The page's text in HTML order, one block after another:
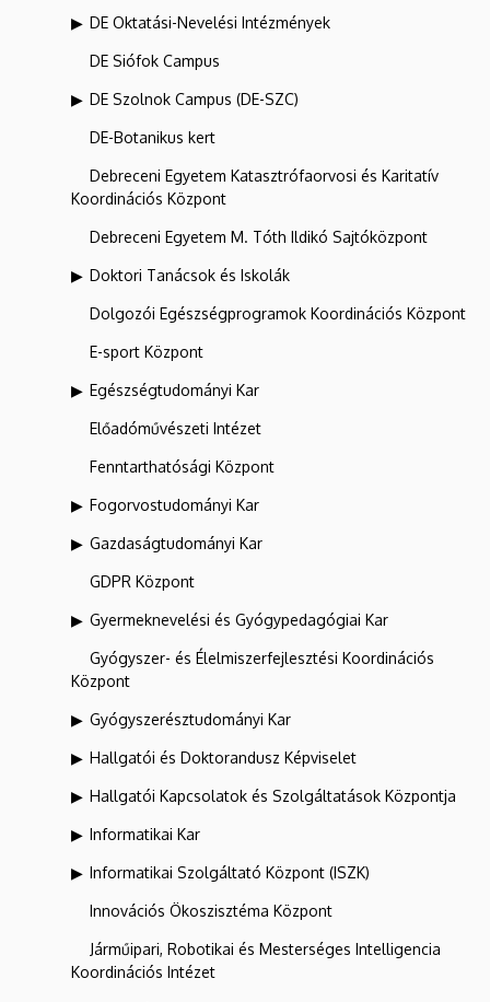
DE Oktatási-Nevelési Intézmények
DE Siófok Campus
DE Szolnok Campus (DE-SZC)
DE-Botanikus kert
Debreceni Egyetem Katasztrófaorvosi és Karitatív
Koordinációs Központ
Debreceni Egyetem M. Tóth Ildikó Sajtóközpont
Doktori Tanácsok és Iskolák
Dolgozói Egészségprogramok Koordinációs Központ
E-sport Központ
Egészségtudományi Kar
Előadóművészeti Intézet
Fenntarthatósági Központ
Fogorvostudományi Kar
Gazdaságtudományi Kar
GDPR Központ
Gyermeknevelési és Gyógypedagógiai Kar
Gyógyszer- és Élelmiszerfejlesztési Koordinációs
Központ
Gyógyszerésztudományi Kar
Hallgatói és Doktorandusz Képviselet
Hallgatói Kapcsolatok és Szolgáltatások Központja
Informatikai Kar
Informatikai Szolgáltató Központ (ISZK)
Innovációs Ökoszisztéma Központ
Járműipari, Robotikai és Mesterséges Intelligencia
Koordinációs Intézet